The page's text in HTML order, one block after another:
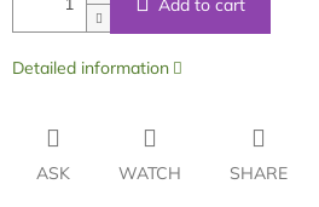
Add to cart
Detailed information
ASK WATCH SHARE